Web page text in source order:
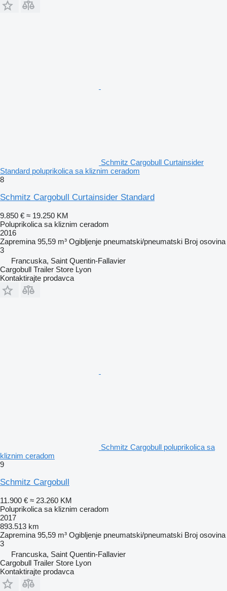
Schmitz Cargobull Curtainsider
Standard poluprikolica sa kliznim ceradom
8
Schmitz Cargobull Curtainsider Standard
9.850 € ≈ 19.250 KM
Poluprikolica sa kliznim ceradom
2016
Zapremina 95,59 m³ Ogibljenje pneumatski/pneumatski Broj osovina
3
Francuska, Saint Quentin-Fallavier
Cargobull Trailer Store Lyon
Kontaktirajte prodavca
Schmitz Cargobull poluprikolica sa
kliznim ceradom
9
Schmitz Cargobull
11.900 € ≈ 23.260 KM
Poluprikolica sa kliznim ceradom
2017
893.513 km
Zapremina 95,59 m³ Ogibljenje pneumatski/pneumatski Broj osovina
3
Francuska, Saint Quentin-Fallavier
Cargobull Trailer Store Lyon
Kontaktirajte prodavca